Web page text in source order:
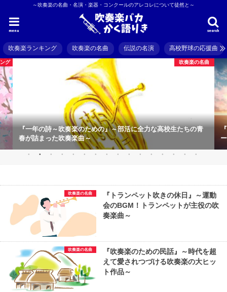
～吹奏楽の名曲・名演・楽器・コンクールのアレコレについて徒然と～
search
menu
吹奏楽ランキング 吹奏楽の名曲 伝説の名演 高校野球の応援曲
グ 吹奏楽の名曲
『一年の詩～吹奏楽のための』～部活に全力な高校生たちの青
春が詰まった吹奏楽曲～
吹奏楽の名曲
『トランペット吹きの休日』～運動
会のBGM！トランペットが主役の吹
奏楽曲～
吹奏楽の名曲
『吹奏楽のための民話』～時代を超
えて愛されつづける吹奏楽の大ヒッ
ト作品～